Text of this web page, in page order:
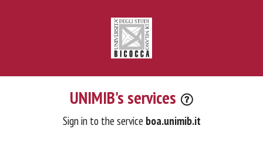
UNIMIB's services
Sign in to the service boa.unimib.it